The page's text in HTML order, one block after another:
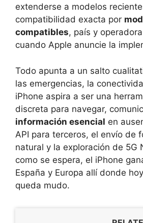
extenderse a modelos
compatibilidad exacta por
compatibles, país y
cuando Apple anuncie la
Todo apunta a un salto
las emergencias, la
iPhone aspira a ser una
discreta para navegar,
información esencial en
API para terceros, el envío de
natural y la exploración de 5G
como se espera, el iPhone
España y Europa allí donde
queda mudo.